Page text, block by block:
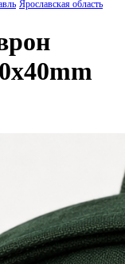
Ярославская область